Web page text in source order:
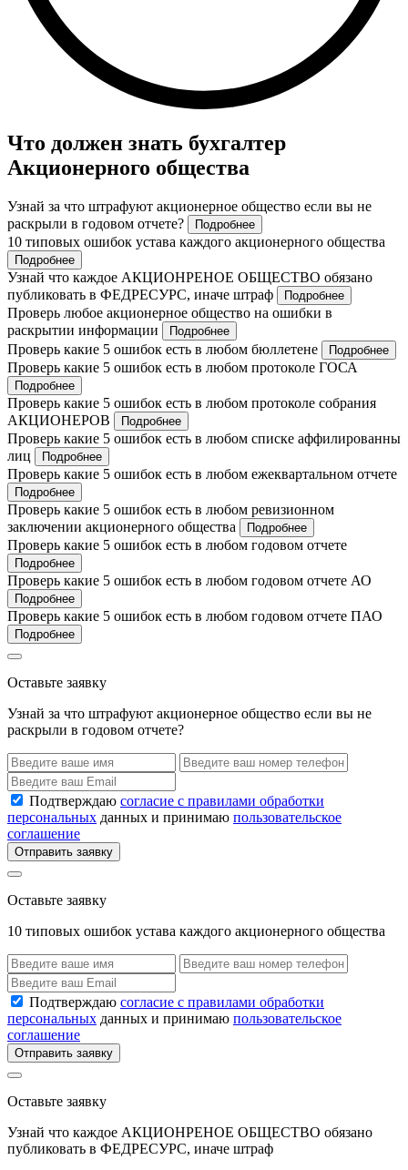
Что должен знать бухгалтер
Акционерного общества
Узнай за что штрафуют акционерное общество если вы не
раскрыли в годовом отчете?
Подробнее
10 типовых ошибок устава каждого акционерного общества
Подробнее
Узнай что каждое АКЦИОНРЕНОЕ ОБЩЕСТВО обязано
публиковать в ФЕДРЕСУРС, иначе штраф
Подробнее
Проверь любое акционерное общество на ошибки в
раскрытии информации
Подробнее
Проверь какие 5 ошибок есть в любом бюллетене Подробнее
Проверь какие 5 ошибок есть в любом протоколе ГОСА
Подробнее
Проверь какие 5 ошибок есть в любом протоколе собрания
АКЦИОНЕРОВ
Подробнее
Проверь какие 5 ошибок есть в любом списке аффилированны
лиц
Подробнее
Проверь какие 5 ошибок есть в любом ежеквартальном отчете
Подробнее
Проверь какие 5 ошибок есть в любом ревизионном
заключении акционерного общества
Подробнее
Проверь какие 5 ошибок есть в любом годовом отчете
Подробнее
Проверь какие 5 ошибок есть в любом годовом отчете АО
Подробнее
Проверь какие 5 ошибок есть в любом годовом отчете ПАО
Подробнее
Оставьте заявку
Узнай за что штрафуют акционерное общество если вы не
раскрыли в годовом отчете?
Подтверждаю согласие с правилами обработки
персональных данных и принимаю пользовательское
соглашение
Отправить заявку
Оставьте заявку
10 типовых ошибок устава каждого акционерного общества
Подтверждаю согласие с правилами обработки
персональных данных и принимаю пользовательское
соглашение
Отправить заявку
Оставьте заявку
Узнай что каждое АКЦИОНРЕНОЕ ОБЩЕСТВО обязано
публиковать в ФЕДРЕСУРС, иначе штраф